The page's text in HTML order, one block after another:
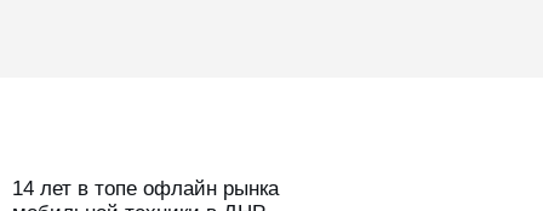
14 лет в топе офлайн рынка